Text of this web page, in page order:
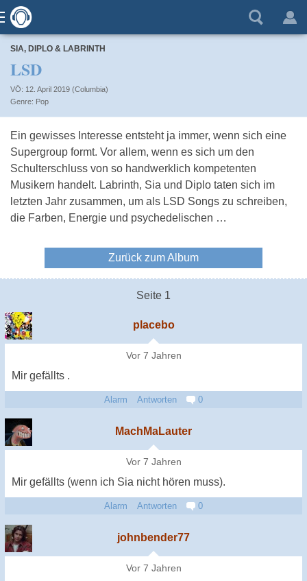
SIA, DIPLO & LABRINTH
LSD
VÖ: 12. April 2019 (Columbia)
Pop
Ein gewisses Interesse entsteht ja immer, wenn sich eine
Supergroup formt. Vor allem, wenn es sich um den
Schulterschluss von so handwerklich kompetenten
Musikern handelt. Labrinth, Sia und Diplo taten sich im
letzten Jahr zusammen, um als LSD Songs zu schreiben,
die Farben, Energie und psychedelischen …
Zurück zum Album
Seite 1
placebo
Vor 7 Jahren
Mir gefällts .
Alarm Antworten 0
MachMaLauter
Vor 7 Jahren
Mir gefällts (wenn ich Sia nicht hören muss).
Alarm Antworten 0
johnbender77
Vor 7 Jahren